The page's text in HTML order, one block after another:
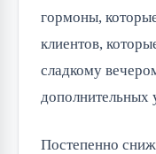
гормоны,
клиентов,
сладкому
дополнительных
Постепенно